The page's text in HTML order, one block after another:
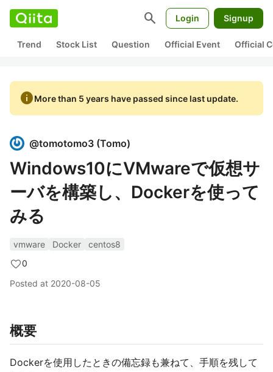
search Login Signup
Trend Stock List Question Official Event Official
infoMore than 5 years have passed since last update.
@tomotomo3 (Tomo)
Windows10にVMwareで仮想サ
ーバを構築し、Dockerを使って
みる
vmware Docker
centos8
0
Posted at 2020-08-05
概要
Dockerを使用したときの備忘録も兼ねて、手順を残して